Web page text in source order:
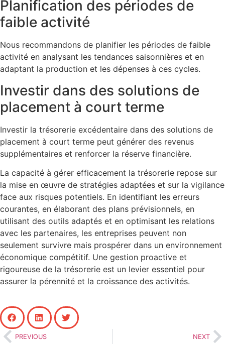
Planification des périodes de
faible activité
Nous recommandons de planifier les périodes de faible
activité en analysant les tendances saisonnières et en
adaptant la production et les dépenses à ces cycles.
Investir dans des solutions de
placement à court terme
Investir la trésorerie excédentaire dans des solutions de
placement à court terme peut générer des revenus
supplémentaires et renforcer la réserve financière.
La capacité à gérer efficacement la trésorerie repose sur
la mise en œuvre de stratégies adaptées et sur la vigilance
face aux risques potentiels. En identifiant les erreurs
courantes, en élaborant des plans prévisionnels, en
utilisant des outils adaptés et en optimisant les relations
avec les partenaires, les entreprises peuvent non
seulement survivre mais prospérer dans un environnement
économique compétitif. Une gestion proactive et
rigoureuse de la trésorerie est un levier essentiel pour
assurer la pérennité et la croissance des activités.
PREVIOUS NEXT